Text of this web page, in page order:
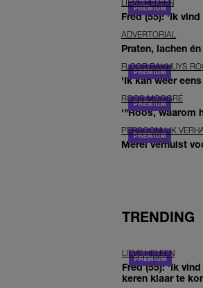
LIEVE HELEEN
Fred (55): 'Ik
ADVERTORIAL
Praten, lachen
FLOOR BAKHUYS
'Ik kan weer
ROOS MOGGRÉ
'"Roos, waarom
PERSOONLIJK
Merel verhuist
TRENDING
LIEVE HELEEN
Fred (55): 'Ik
keren klaar te